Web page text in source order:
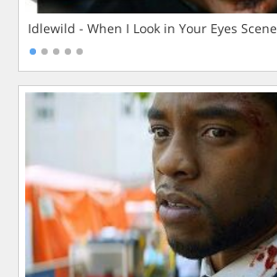
Idlewild - When I Look in Your Eyes Scene